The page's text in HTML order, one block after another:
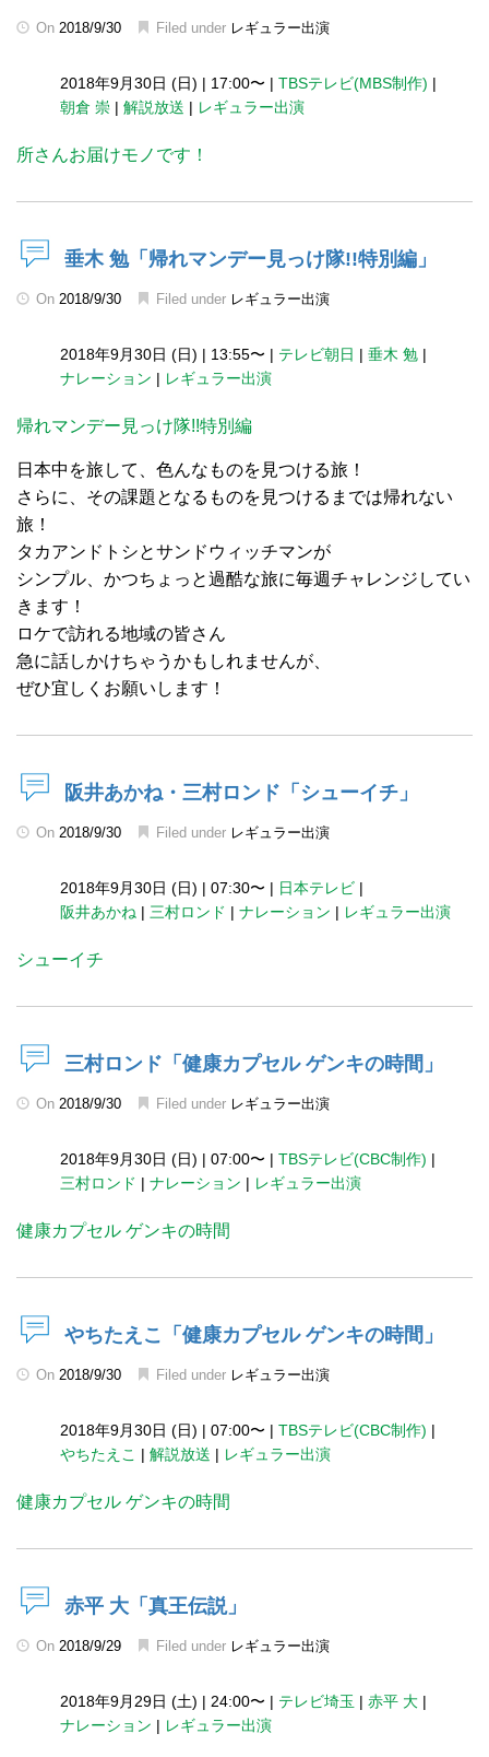
On 2018/9/30 Filed under レギュラー出演
2018年9月30日 (日) | 17:00〜 | TBSテレビ(MBS制作) |
朝倉 崇 | 解説放送 | レギュラー出演
所さんお届けモノです！
垂木 勉「帰れマンデー見っけ隊!!特別編」
On 2018/9/30 Filed under レギュラー出演
2018年9月30日 (日) | 13:55〜 | テレビ朝日 | 垂木 勉 |
ナレーション | レギュラー出演
帰れマンデー見っけ隊!!特別編
日本中を旅して、色んなものを見つける旅！
さらに、その課題となるものを見つけるまでは帰れない
旅！
タカアンドトシとサンドウィッチマンが
シンプル、かつちょっと過酷な旅に毎週チャレンジしてい
きます！
ロケで訪れる地域の皆さん
急に話しかけちゃうかもしれませんが、
ぜひ宜しくお願いします！
阪井あかね・三村ロンド「シューイチ」
On 2018/9/30 Filed under レギュラー出演
2018年9月30日 (日) | 07:30〜 | 日本テレビ |
阪井あかね | 三村ロンド | ナレーション | レギュラー出演
シューイチ
三村ロンド「健康カプセル ゲンキの時間」
On 2018/9/30 Filed under レギュラー出演
2018年9月30日 (日) | 07:00〜 | TBSテレビ(CBC制作) |
三村ロンド | ナレーション | レギュラー出演
健康カプセル ゲンキの時間
やちたえこ「健康カプセル ゲンキの時間」
On 2018/9/30 Filed under レギュラー出演
2018年9月30日 (日) | 07:00〜 | TBSテレビ(CBC制作) |
やちたえこ | 解説放送 | レギュラー出演
健康カプセル ゲンキの時間
赤平 大「真王伝説」
On 2018/9/29 Filed under レギュラー出演
2018年9月29日 (土) | 24:00〜 | テレビ埼玉 | 赤平 大 |
ナレーション | レギュラー出演